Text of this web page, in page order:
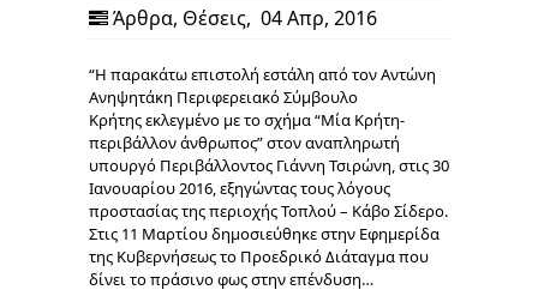
Άρθρα, Θέσεις, 04 Απρ, 2016
“Η παρακάτω επιστολή εστάλη από τον Αντώνη
Ανηψητάκη Περιφερειακό Σύμβουλο
Κρήτης εκλεγμένο με το σχήμα “Μία Κρήτη-
περιβάλλον άνθρωπος” στον αναπληρωτή
υπουργό Περιβάλλοντος Γιάννη Τσιρώνη, στις 30
Ιανουαρίου 2016, εξηγώντας τους λόγους
προστασίας της περιοχής Τοπλού – Κάβο Σίδερο.
Στις 11 Μαρτίου δημοσιεύθηκε στην Εφημερίδα
της Κυβερνήσεως το Προεδρικό Διάταγμα που
δίνει το πράσινο φως στην επένδυση…